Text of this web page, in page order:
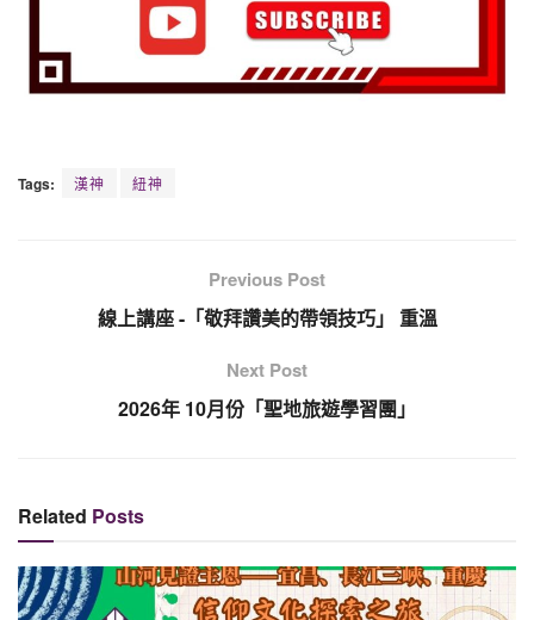
Tags: 漢神 紐神
Previous Post
線上講座 -「敬拜讚美的帶領技巧」 重溫
Next Post
2026年 10月份「聖地旅遊學習團」
Related Posts